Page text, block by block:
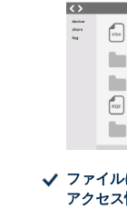
ファイ
アクセ